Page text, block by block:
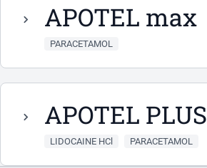
APOTEL max
PARACETAMOL
APOTEL PLUS
LIDOCAINE HCl PARACETAMOL